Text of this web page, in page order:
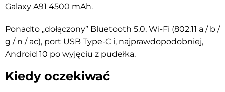
Galaxy A91 4500 mAh.
Ponadto „dołączony” Bluetooth 5.0, Wi-Fi (802.11 a / b /
g / n / ac), port USB Type-C i, najprawdopodobniej,
Android 10 po wyjęciu z pudełka.
Kiedy oczekiwać